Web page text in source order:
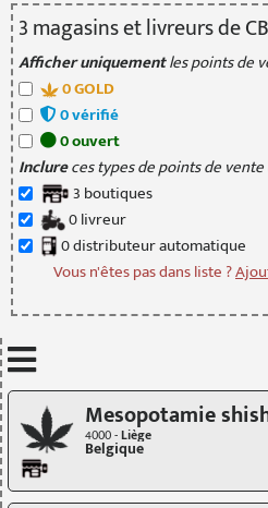
3magasinset livreursde
Afficher uniquementles points de
0GOLD
0vérifié
0ouvert
Inclureces types de points de
3 boutiques
0livreur
0distributeurautomatique
Vous n'êtes pas dans liste ?
Mesopotamie
4000 -Liège
Belgique